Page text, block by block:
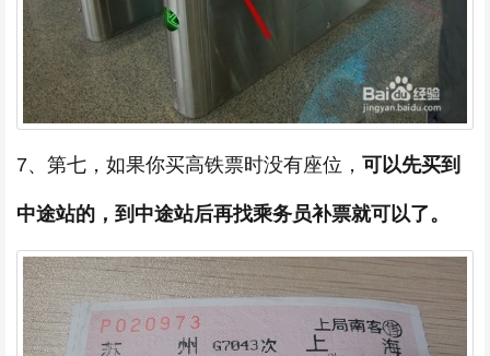
7、第七，如果你买高铁票时没有座位， 可以先买到
中途站的，到中途站后再找乘务员补票就可以了。